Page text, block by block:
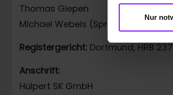
Nur
Thomas Giepen
Michael Webels (Sprecher der
Registergericht: Dortmund, HRB
Anschrift:
Hülpert SK GmbH